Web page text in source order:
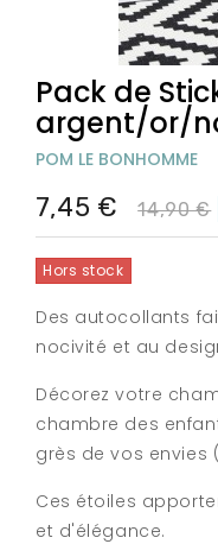
Pack de
argent/or/
POM LE BONHOMME
7,45 € 14,90 €
Hors stock
Des autocollants
nocivité et au
Décorez votre
chambre des
grès de vos envies
Ces étoiles
et d'élégance.